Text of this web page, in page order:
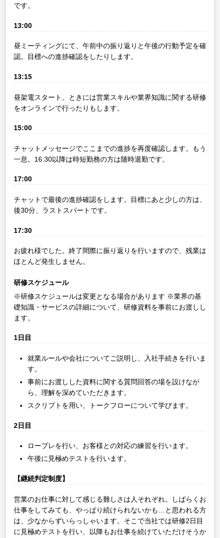
です。
13:00
昼ミーティングにて、午前中の振り返りと午後の行動予定を確
認。目標への進捗確認をしたりします。
13:15
昼架電スタート。ときには営業スキルや業界知識に関する研修
をオンラインで行ったりもします。
15:00
チャットメッセージでここまでの進捗を再度確認します。もう
一息。16:30以降は時短勤務の方は随時退勤です。
17:00
チャットで最後の進捗確認をします。目標にあと少しの方は、
後30分、ラストスパートです。
17:30
お疲れ様でした。終了間際に振り返りを行いますので、残業は
ほとんど発生しません。
研修スケジュール
※研修スケジュールは変更となる場合があります ※業界の基
礎知識・サービスの詳細について、研修資料を事前にお渡しし
ます。
1日目
就業ルールや会社についてご説明し、入社手続きを行いま
す。
事前にお渡しした資料に関する質問回答の場を設けなが
ら、理解を深めていただきます。
スクリプトを用い、トークフローについて学びます。
2日目
ロープレを行い、お客様との対応の練習を行います。
午後に見極めテストを行います。
【継続判定制度】
営業のお仕事に対して感じる難しさは人それぞれ。しばらくお
仕事をしてみても、やっぱり続けられないかも…と思われる方
は、少なからずいらっしゃいます。そこで当社では研修2日目
に見極めテストを行い、以降もお仕事を続けていただけそうか